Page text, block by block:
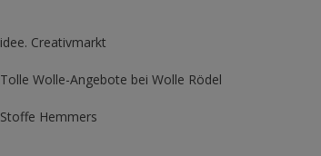
idee. Creativmarkt
Tolle Wolle-Angebote bei Wolle Rödel
Stoffe Hemmers